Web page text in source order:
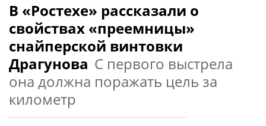
В «Ростехе» рассказали о
свойствах «преемницы»
снайперской винтовки
Драгунова С первого выстрела
она должна поражать цель за
километр